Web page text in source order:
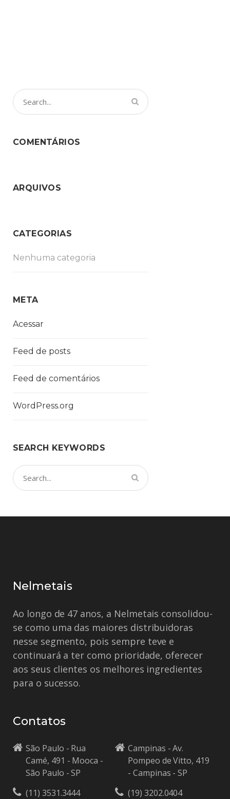
COMENTÁRIOS
ARQUIVOS
CATEGORIAS
Nenhuma categoria
META
Acessar
Feed de posts
Feed de comentários
WordPress.org
SEARCH KEYWORDS
Nelmetais
Ao longo de 47 anos, a Nelmetais consolidou-
se como uma das maiores distribuidoras
nesse segmento, pois sempre teve e
continuará a ter como prioridade, oferecer
aos seus clientes os melhores ingredientes
para o sucesso.
Contatos
São Paulo - Rua
Camé, 491 - Mooca -
São Paulo - SP
(11) 3531.3444
Campinas - Av.
Pompeo de Vitto, 419
- Campinas - SP
(19) 3202.0404